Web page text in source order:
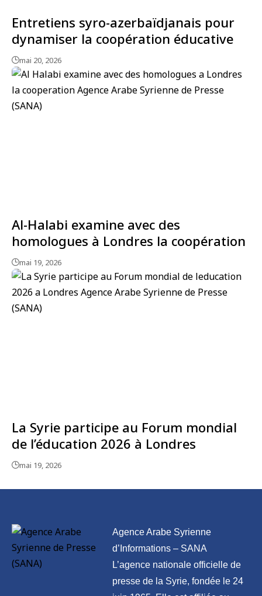
Entretiens syro-azerbaïdjanais pour
dynamiser la coopération éducative
mai 20, 2026
Al-Halabi examine avec des
homologues à Londres la coopération
mai 19, 2026
La Syrie participe au Forum mondial
de l’éducation 2026 à Londres
mai 19, 2026
Agence Arabe Syrienne
d’Informations – SANA
L’agence nationale officielle de
presse de la Syrie, fondée le 24